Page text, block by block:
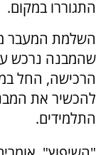
התגוררו במקום.
השלמת המעבר
שהמבנה נרכש
הרכישה, החל
להכשיר את
התלמידים.